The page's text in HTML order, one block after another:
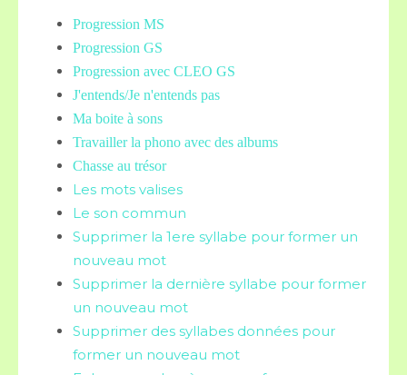
Progression MS
Progression GS
Progression avec CLEO GS
J'entends/Je n'entends pas
Ma boite à sons
Travailler la phono avec des albums
Chasse au trésor
Les mots valises
Le son commun
Supprimer la 1ere syllabe pour former un
nouveau mot
Supprimer la dernière syllabe pour former
un nouveau mot
Supprimer des syllabes données pour
former un nouveau mot